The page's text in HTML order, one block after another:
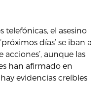
telefónicas, el asesino
días’ se iban a
acciones’, aunque las
han afirmado en
evidencias creíbles